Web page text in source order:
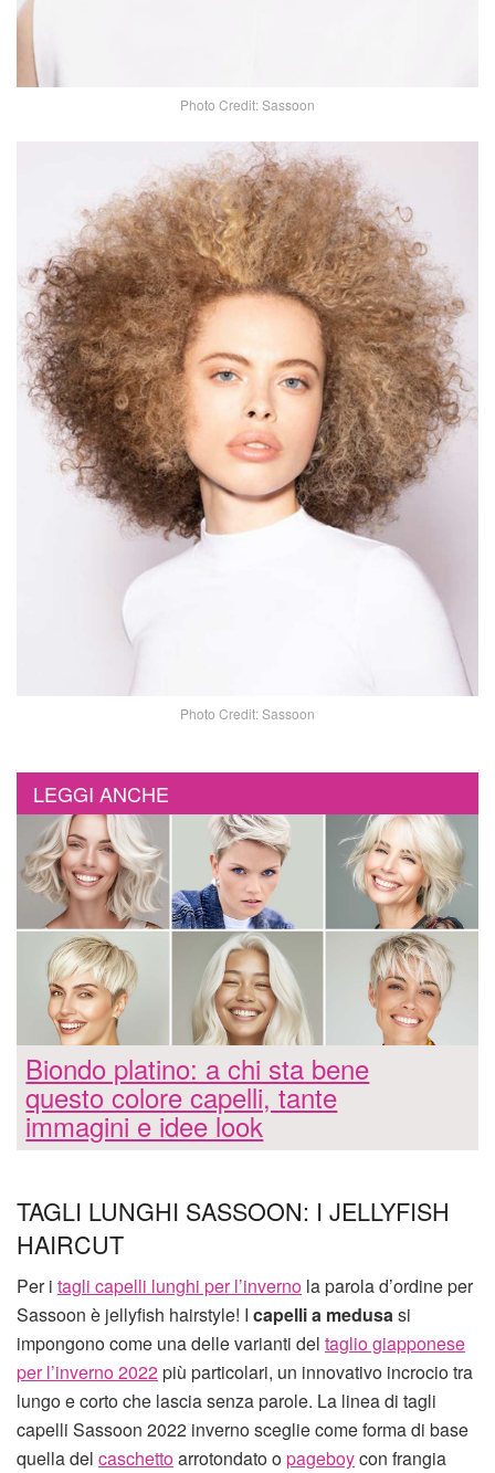
Photo Credit: Sassoon
Photo Credit: Sassoon
LEGGI ANCHE
Biondo platino: a chi sta bene
questo colore capelli, tante
immagini e idee look
TAGLI LUNGHI SASSOON: I JELLYFISH
HAIRCUT
Per i tagli capelli lunghi per l’inverno la parola d’ordine per
Sassoon è jellyfish hairstyle! I capelli a medusasi
impongono come una delle varianti del taglio giapponese
per l’inverno 2022più particolari, un innovativo incrocio tra
lungo e corto che lascia senza parole. La linea di tagli
capelli Sassoon 2022 inverno sceglie come forma di base
quella del caschettoarrotondato opageboycon frangia